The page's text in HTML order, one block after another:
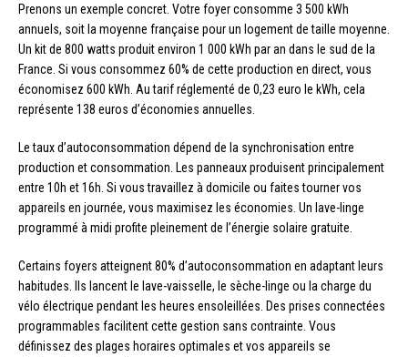
Prenons un exemple concret. Votre foyer consomme 3 500 kWh
annuels, soit la moyenne française pour un logement de taille moyenne.
Un kit de 800 watts produit environ 1 000 kWh par an dans le sud de la
France. Si vous consommez 60% de cette production en direct, vous
économisez 600 kWh. Au tarif réglementé de 0,23 euro le kWh, cela
représente 138 euros d’économies annuelles.
Le taux d’autoconsommation dépend de la synchronisation entre
production et consommation. Les panneaux produisent principalement
entre 10h et 16h. Si vous travaillez à domicile ou faites tourner vos
appareils en journée, vous maximisez les économies. Un lave-linge
programmé à midi profite pleinement de l’énergie solaire gratuite.
Certains foyers atteignent 80% d’autoconsommation en adaptant leurs
habitudes. Ils lancent le lave-vaisselle, le sèche-linge ou la charge du
vélo électrique pendant les heures ensoleillées. Des prises connectées
programmables facilitent cette gestion sans contrainte. Vous
définissez des plages horaires optimales et vos appareils se